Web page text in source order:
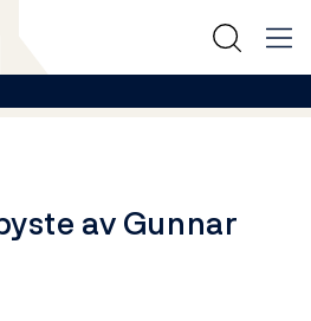
av Gunnar